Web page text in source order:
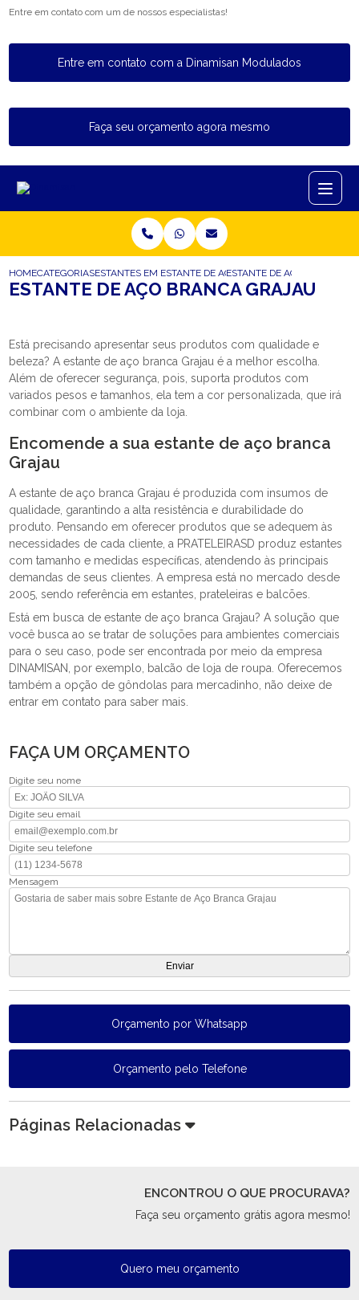
Entre em contato com um de nossos especialistas!
Entre em contato com a Dinamisan Modulados
Faça seu orçamento agora mesmo
HOMECATEGORIASESTANTES EM ACOESTANTE DE ACO BRANCAESTANTE DE ACO BRANCA
ESTANTE DE AÇO BRANCA GRAJAU
Está precisando apresentar seus produtos com qualidade e
beleza? A estante de aço branca Grajau é a melhor escolha.
Além de oferecer segurança, pois, suporta produtos com
variados pesos e tamanhos, ela tem a cor personalizada, que irá
combinar com o ambiente da loja.
Encomende a sua estante de aço branca
Grajau
A estante de aço branca Grajau é produzida com insumos de
qualidade, garantindo a alta resistência e durabilidade do
produto. Pensando em oferecer produtos que se adequem às
necessidades de cada cliente, a PRATELEIRASD produz estantes
com tamanho e medidas específicas, atendendo às principais
demandas de seus clientes. A empresa está no mercado desde
2005, sendo referência em estantes, prateleiras e balcões.
Está em busca de estante de aço branca Grajau? A solução que
você busca ao se tratar de soluções para ambientes comerciais
para o seu caso, pode ser encontrada por meio da empresa
DINAMISAN, por exemplo, balcão de loja de roupa. Oferecemos
também a opção de gôndolas para mercadinho, não deixe de
entrar em contato para saber mais.
FAÇA UM ORÇAMENTO
Digite seu nome
Digite seu email
Digite seu telefone
Mensagem
Orçamento por Whatsapp
Orçamento pelo Telefone
Páginas Relacionadas
ENCONTROU O QUE PROCURAVA?
Faça seu orçamento grátis agora mesmo!
Quero meu orçamento